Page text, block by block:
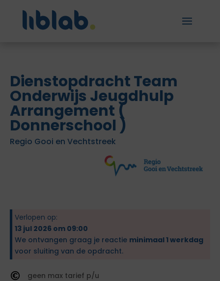
Dienstopdracht Team
Onderwijs Jeugdhulp
Arrangement (
Donnerschool )
Regio Gooi en Vechtstreek
Verlopen op:
13 jul 2026 om 09:00
We ontvangen graag je reactie minimaal 1 werkdag
voor sluiting van de opdracht.
geen
tarief